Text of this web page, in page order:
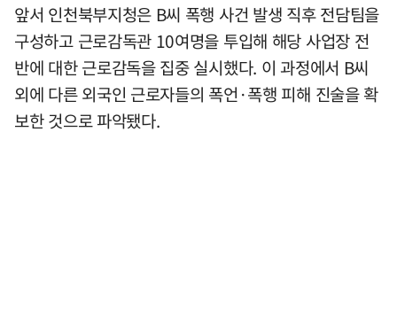
앞서 인천북부지청은 B씨 폭행 사건 발생 직후 전담팀을
구성하고 근로감독관 10여명을 투입해 해당 사업장 전
반에 대한 근로감독을 집중 실시했다. 이 과정에서 B씨
외에 다른 외국인 근로자들의 폭언·폭행 피해 진술을 확
보한 것으로 파악됐다.